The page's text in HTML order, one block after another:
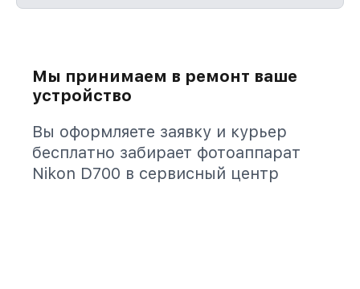
Мы принимаем в ремонт ваше
устройство
Вы оформляете заявку и курьер
бесплатно забирает фотоаппарат
Nikon D700 в сервисный центр